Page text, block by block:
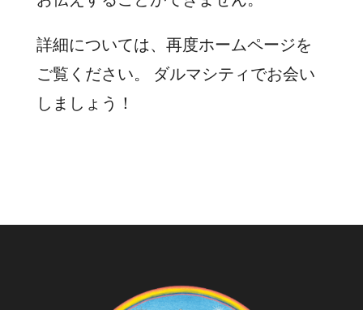
詳細については、再度ホームページを
ご覧ください。 ダルマシティでお会い
しましょう！